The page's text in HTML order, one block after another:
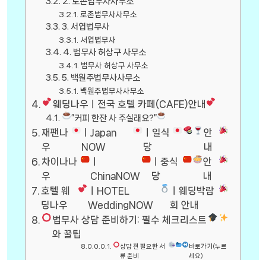
로존법무사사무소
3. 서엽법무사
서엽법무사
4. 법무사 허상구 사무소
법무사 허상구 사무소
5. 백원주법무사사무소
백원주법무사사무소
웨딩나우ㅣ전국 호텔 카페(CAFE)안내
”커피 한잔 사 주실래요?”
재팬나
우
ㅣJapan
NOW
ㅣ일식
당
안
내
차이나나
우
ChinaNOW
ㅣ중식
당
안
내
호텔 웨
딩나우
ㅣHOTEL
WeddingNOW
ㅣ웨딩박람
회 안내
법무사 상담 준비하기: 필수 체크리스트
와 꿀팁
상담 전 필요한 서
류 준비
바로가기(누르
세요)